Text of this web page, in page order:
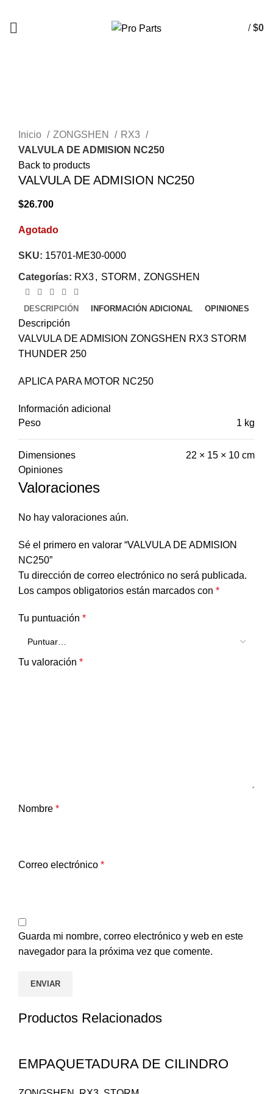
/ $0
Inicio
ZONGSHEN
RX3
VALVULA DE ADMISION NC250
Back to products
VALVULA DE ADMISION NC250
$26.700
Agotado
SKU: 15701-ME30-0000
Categorías: RX3, STORM , ZONGSHEN
DESCRIPCIÓN INFORMACIÓN ADICIONAL OPINIONES
Descripción
VALVULA DE ADMISION ZONGSHEN RX3 STORM
THUNDER 250
APLICA PARA MOTOR NC250
Información adicional
Peso
1 kg
Dimensiones
22 × 15 × 10 cm
Opiniones
Valoraciones
No hay valoraciones aún.
Sé el primero en valorar “VALVULA DE ADMISION
NC250”
Tu dirección de correo electrónico no será publicada.
Los campos obligatorios están marcados con *
Tu puntuación *
Tu valoración *
Nombre *
Correo electrónico *
Guarda mi nombre, correo electrónico y web en este
navegador para la próxima vez que comente.
Productos Relacionados
EMPAQUETADURA DE CILINDRO